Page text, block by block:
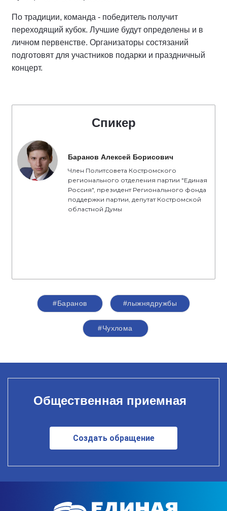
По традиции, команда - победитель получит
переходящий кубок. Лучшие будут определены и в
личном первенстве. Организаторы состязаний
подготовят для участников подарки и праздничный
концерт.
Спикер
Баранов Алексей Борисович
Член Политсовета Костромского
регионального отделения партии "Единая
Россия", президент Регионального фонда
поддержки партии, депутат Костромской
областной Думы
#Баранов #лыжнядружбы
#Чухлома
Общественная приемная
Создать обращение